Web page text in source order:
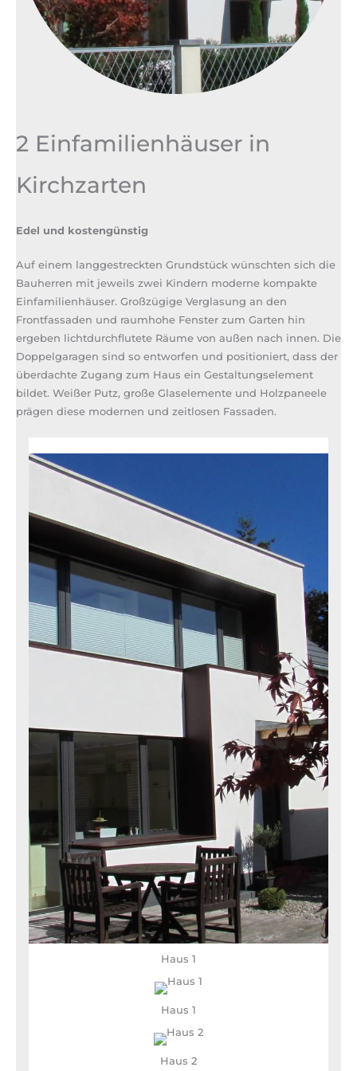
2 Einfamilienhäuser in
Kirchzarten
Edel und kostengünstig
Auf einem langgestreckten Grundstück wünschten sich die
Bauherren mit jeweils zwei Kindern moderne kompakte
Einfamilienhäuser. Großzügige Verglasung an den
Frontfassaden und raumhohe Fenster zum Garten hin
ergeben lichtdurchflutete Räume von außen nach innen. Die
Doppelgaragen sind so entworfen und positioniert, dass der
überdachte Zugang zum Haus ein Gestaltungselement
bildet. Weißer Putz, große Glaselemente und Holzpaneele
prägen diese modernen und zeitlosen Fassaden.
Haus 1
Haus 1
Haus 2